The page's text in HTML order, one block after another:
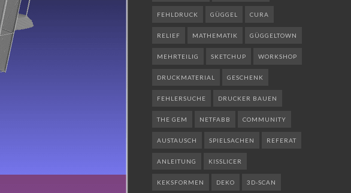
FEHLDRUCK GÜGGEL CURA
RELIEF MATHEMATIK GÜGGELTOWN
MEHRTEILIG SKETCHUP WORKSHOP
DRUCKMATERIAL GESCHENK
FEHLERSUCHE DRUCKER BAUEN
THE GEM NETFABB COMMUNITY
AUSTAUSCH SPIELSACHEN REFERAT
ANLEITUNG KISSLICER
KEKSFORMEN DEKO 3D-SCAN